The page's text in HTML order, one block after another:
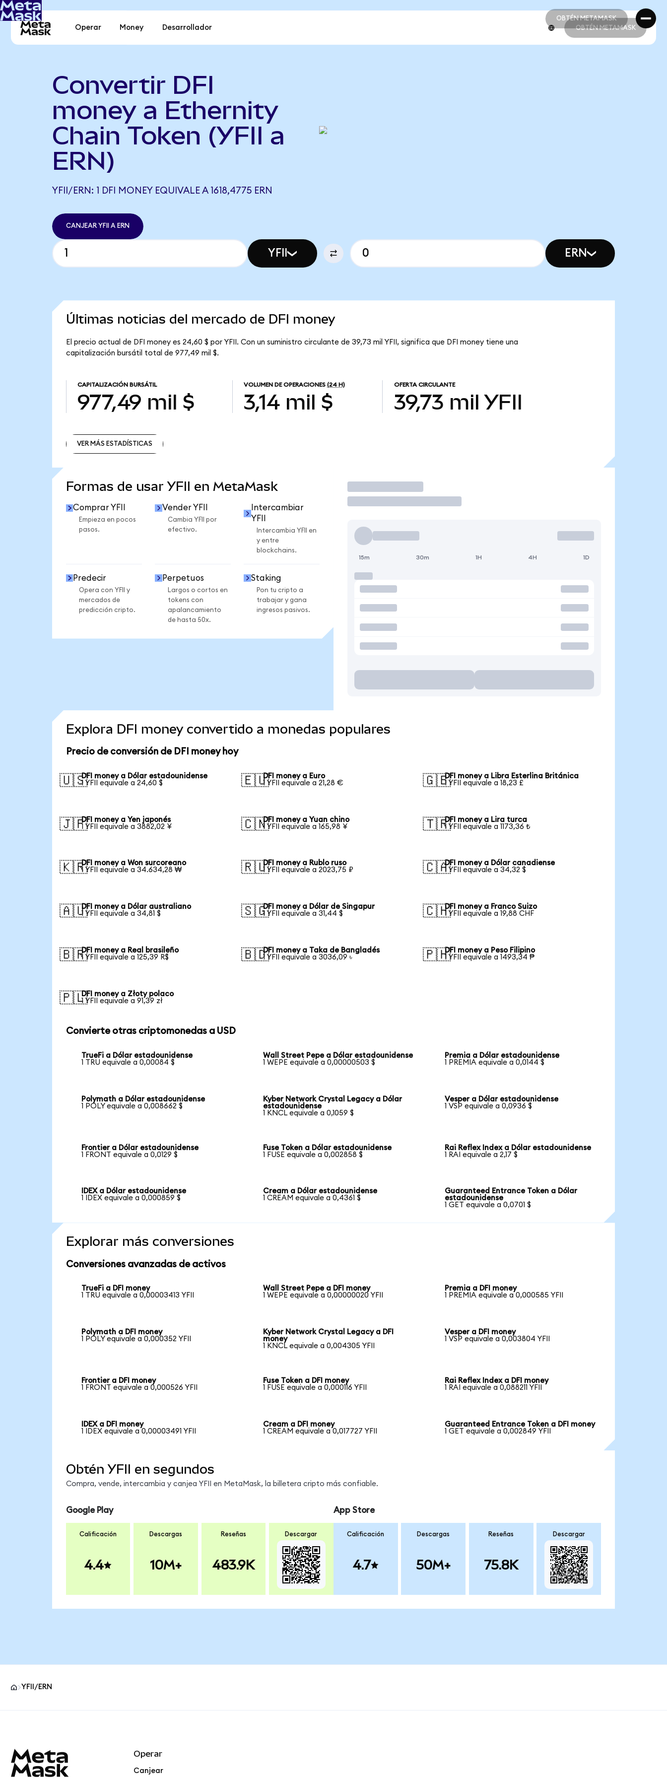
OBTÉN METAMASK
OBTÉN METAMASK
Operar Money Desarrollador OBTÉN METAMASK
Convertir DFI
money a Ethernity
Chain Token (YFII a
ERN)
YFII/ERN: 1 DFI MONEY EQUIVALE A 1618,4775 ERN
CANJEAR YFII A ERN
YFII ERN
Últimas noticias del mercado de DFI money
El precio actual de DFI money es 24,60 $ por YFII. Con un suministro circulante de 39,73 mil YFII, significa que DFI money tiene una
capitalización bursátil total de 977,49 mil $.
CAPITALIZACIÓN BURSÁTIL
977,49 mil $
VOLUMEN DE OPERACIONES (24 H)
3,14 mil $
OFERTA CIRCULANTE
39,73 mil YFII
VER MÁS ESTADÍSTICAS
Formas de usar YFII en MetaMask
Comprar YFII
Empieza en pocos
pasos.
Vender YFII
Cambia YFII por
efectivo.
Intercambiar
YFII
Intercambia YFII en
y entre
blockchains.
Predecir
Opera con YFII y
mercados de
predicción cripto.
Perpetuos
Largos o cortos en
tokens con
apalancamiento
de hasta 50x.
Staking
Pon tu cripto a
trabajar y gana
ingresos pasivos.
Operar
15m 30m 1H 4H 1D
Explora DFI money convertido a monedas populares
Precio de conversión de DFI money hoy
🇺🇸DFI money a Dólar estadounidense
1 YFII equivale a 24,60 $
🇪🇺DFI money a Euro
1 YFII equivale a 21,28 €
🇬🇧DFI money a Libra Esterlina Británica
1 YFII equivale a 18,23 £
🇯🇵DFI money a Yen japonés
1 YFII equivale a 3882,02 ¥
🇨🇳DFI money a Yuan chino
1 YFII equivale a 165,98 ¥
🇹🇷DFI money a Lira turca
1 YFII equivale a 1173,36 ₺
🇰🇷DFI money a Won surcoreano
1 YFII equivale a 34.634,28 ₩
🇷🇺DFI money a Rublo ruso
1 YFII equivale a 2023,75 ₽
🇨🇦DFI money a Dólar canadiense
1 YFII equivale a 34,32 $
🇦🇺DFI money a Dólar australiano
1 YFII equivale a 34,81 $
🇸🇬DFI money a Dólar de Singapur
1 YFII equivale a 31,44 $
🇨🇭DFI money a Franco Suizo
1 YFII equivale a 19,88 CHF
🇧🇷DFI money a Real brasileño
1 YFII equivale a 125,39 R$
🇧🇩DFI money a Taka de Bangladés
1 YFII equivale a 3036,09 ৳
🇵🇭DFI money a Peso Filipino
1 YFII equivale a 1493,34 ₱
🇵🇱DFI money a Złoty polaco
1 YFII equivale a 91,39 zł
Convierte otras criptomonedas a USD
TrueFi a Dólar estadounidense
1 TRU equivale a 0,00084 $
Wall Street Pepe a Dólar estadounidense
1 WEPE equivale a 0,00000503 $
Premia a Dólar estadounidense
1 PREMIA equivale a 0,0144 $
Polymath a Dólar estadounidense
1 POLY equivale a 0,008662 $
Kyber Network Crystal Legacy a Dólar
estadounidense
1 KNCL equivale a 0,1059 $
Vesper a Dólar estadounidense
1 VSP equivale a 0,0936 $
Frontier a Dólar estadounidense
1 FRONT equivale a 0,0129 $
Fuse Token a Dólar estadounidense
1 FUSE equivale a 0,002858 $
Rai Reflex Index a Dólar estadounidense
1 RAI equivale a 2,17 $
IDEX a Dólar estadounidense
1 IDEX equivale a 0,000859 $
Cream a Dólar estadounidense
1 CREAM equivale a 0,4361 $
Guaranteed Entrance Token a Dólar
estadounidense
1 GET equivale a 0,0701 $
Explorar más conversiones
Conversiones avanzadas de activos
TrueFi a DFI money
1 TRU equivale a 0,00003413 YFII
Wall Street Pepe a DFI money
1 WEPE equivale a 0,00000020 YFII
Premia a DFI money
1 PREMIA equivale a 0,000585 YFII
Polymath a DFI money
1 POLY equivale a 0,000352 YFII
Kyber Network Crystal Legacy a DFI
money
1 KNCL equivale a 0,004305 YFII
Vesper a DFI money
1 VSP equivale a 0,003804 YFII
Frontier a DFI money
1 FRONT equivale a 0,000526 YFII
Fuse Token a DFI money
1 FUSE equivale a 0,000116 YFII
Rai Reflex Index a DFI money
1 RAI equivale a 0,088211 YFII
IDEX a DFI money
1 IDEX equivale a 0,00003491 YFII
Cream a DFI money
1 CREAM equivale a 0,017727 YFII
Guaranteed Entrance Token a DFI money
1 GET equivale a 0,002849 YFII
Obtén YFII en segundos
Compra, vende, intercambia y canjea YFII en MetaMask, la billetera cripto más confiable.
Google Play
Calificación
4.4
Descargas
10M+
Reseñas
483.9K
Descargar
App Store
Calificación
4.7
Descargas
50M+
Reseñas
75.8K
Descargar
YFII/ERN
Operar
Canjear